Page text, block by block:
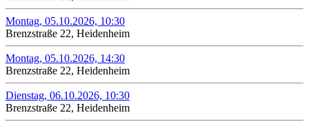
Montag, 05.10.2026, 10:30
Brenzstraße 22, Heidenheim
Montag, 05.10.2026, 14:30
Brenzstraße 22, Heidenheim
Dienstag, 06.10.2026, 10:30
Brenzstraße 22, Heidenheim